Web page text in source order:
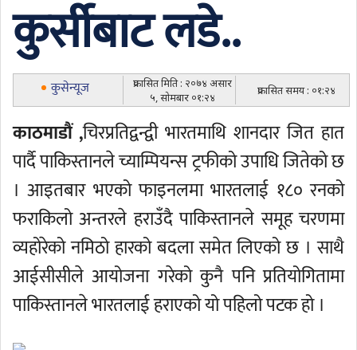
कुर्सीबाट लडे..
कुसेन्यूज
प्रकासित मिति : २०७४ असार
५, सोमबार ०१:२४
प्रकासित समय : ०१:२४
काठमाडौं ,चिरप्रतिद्वन्द्वी भारतमाथि शानदार जित हात
पार्दै पाकिस्तानले च्याम्पियन्स ट्रफीको उपाधि जितेको छ
। आइतबार भएको फाइनलमा भारतलाई १८० रनको
फराकिलो अन्तरले हराउँदै पाकिस्तानले समूह चरणमा
व्यहोरेको नमिठो हारको बदला समेत लिएको छ । साथै
आईसीसीले आयोजना गरेको कुनै पनि प्रतियोगितामा
पाकिस्तानले भारतलाई हराएको यो पहिलो पटक हो ।